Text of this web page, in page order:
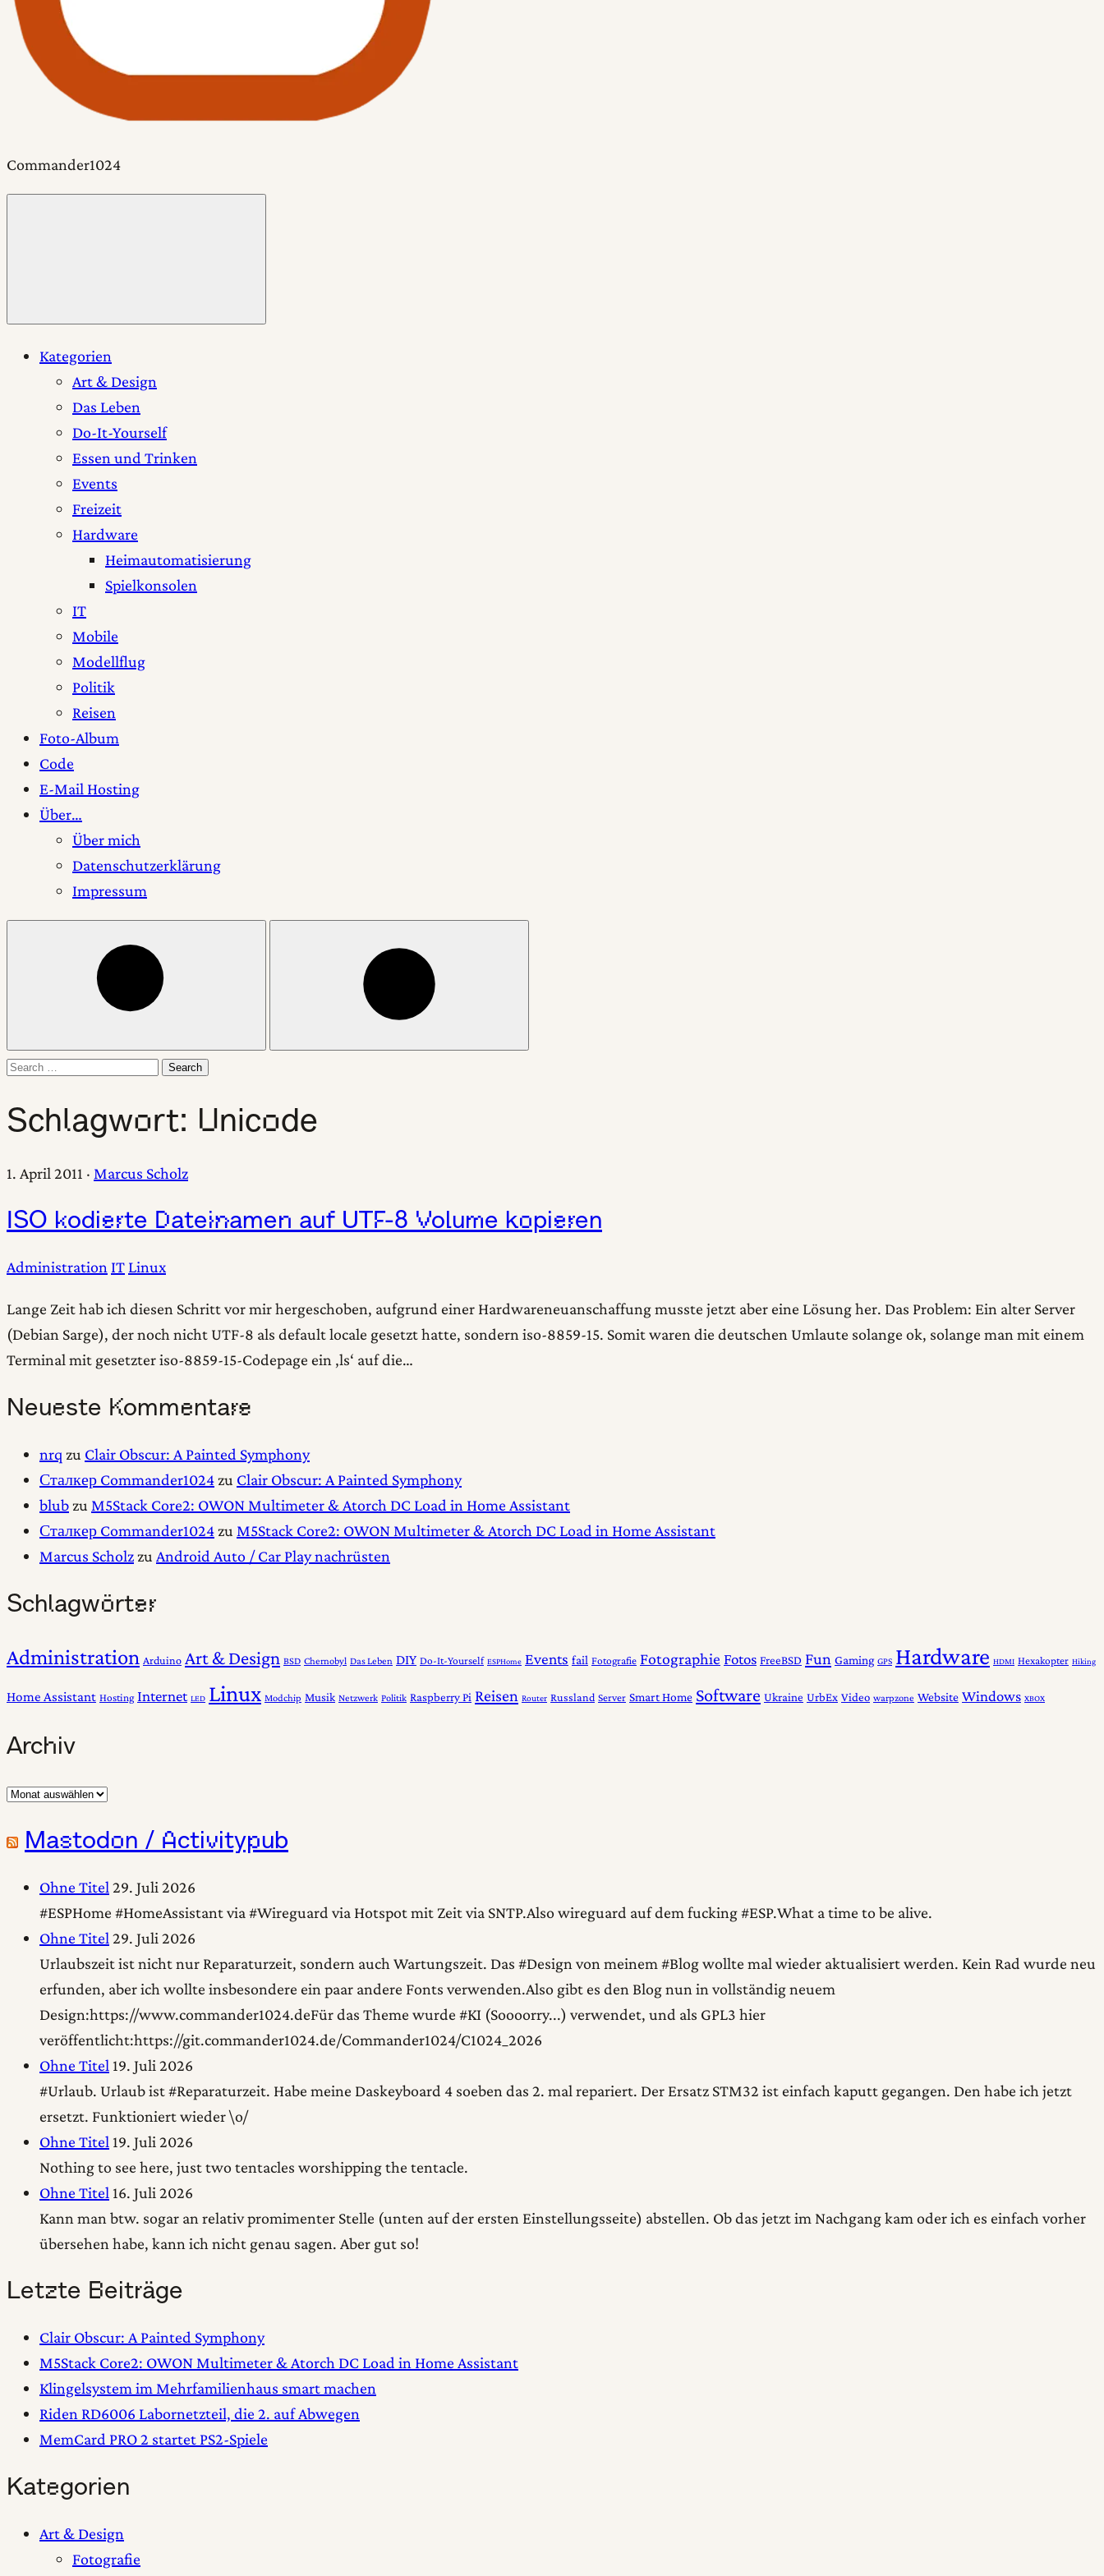
Commander1024
Kategorien
Art & Design
Das Leben
Do-It-Yourself
Essen und Trinken
Events
Freizeit
Hardware
Heimautomatisierung
Spielkonsolen
IT
Mobile
Modellflug
Politik
Reisen
Foto-Album
Code
E-Mail Hosting
Über…
Über mich
Datenschutzerklärung
Impressum
Search
Search
Schlagwort: Unicode
1. April 2011 · Marcus Scholz
ISO kodierte Dateinamen auf UTF-8 Volume kopieren
Administration IT Linux
Lange Zeit hab ich diesen Schritt vor mir hergeschoben, aufgrund einer Hardwareneuanschaffung musste jetzt aber eine Lösung her. Das Problem: Ein alter Server
(Debian Sarge), der noch nicht UTF-8 als default locale gesetzt hatte, sondern iso-8859-15. Somit waren die deutschen Umlaute solange ok, solange man mit einem
Terminal mit gesetzter iso-8859-15-Codepage ein ‚ls‘ auf die…
Neueste Kommentare
nrq zu Clair Obscur: A Painted Symphony
Сталкер Commander1024zu Clair Obscur: A Painted Symphony
blubzu M5Stack Core2: OWON Multimeter & Atorch DC Load in Home Assistant
Сталкер Commander1024zu M5Stack Core2: OWON Multimeter & Atorch DC Load in Home Assistant
Marcus Scholzzu Android Auto / Car Play nachrüsten
Schlagwörter
Administration Arduino Art & Design BSD Chernobyl Das Leben DIY Do-It-Yourself ESPHome Events fail Fotografie Fotographie Fotos FreeBSD Fun Gaming GPS Hardware HDMI Hexakopter Hiking
Home Assistant Hosting Internet LED Linux Modchip Musik Netzwerk Politik Raspberry Pi Reisen Router Russland Server Smart Home Software Ukraine UrbEx Video warpzone Website Windows XBOX
Archiv
Archiv
Mastodon / Activitypub
Ohne Titel 29. Juli 2026
#ESPHome #HomeAssistant via #Wireguard via Hotspot mit Zeit via SNTP.Also wireguard auf dem fucking #ESP.What a time to be alive.
Ohne Titel 29. Juli 2026
Urlaubszeit ist nicht nur Reparaturzeit, sondern auch Wartungszeit. Das #Design von meinem #Blog wollte mal wieder aktualisiert werden. Kein Rad wurde neu
erfunden, aber ich wollte insbesondere ein paar andere Fonts verwenden.Also gibt es den Blog nun in vollständig neuem
Design:https://www.commander1024.deFür das Theme wurde #KI (Soooorry...) verwendet, und als GPL3 hier
veröffentlicht:https://git.commander1024.de/Commander1024/C1024_2026
Ohne Titel 19. Juli 2026
#Urlaub. Urlaub ist #Reparaturzeit. Habe meine Daskeyboard 4 soeben das 2. mal repariert. Der Ersatz STM32 ist einfach kaputt gegangen. Den habe ich jetzt
ersetzt. Funktioniert wieder \o/
Ohne Titel 19. Juli 2026
Nothing to see here, just two tentacles worshipping the tentacle.
Ohne Titel 16. Juli 2026
Kann man btw. sogar an relativ promimenter Stelle (unten auf der ersten Einstellungsseite) abstellen. Ob das jetzt im Nachgang kam oder ich es einfach vorher
übersehen habe, kann ich nicht genau sagen. Aber gut so!
Letzte Beiträge
Clair Obscur: A Painted Symphony
M5Stack Core2: OWON Multimeter & Atorch DC Load in Home Assistant
Klingelsystem im Mehrfamilienhaus smart machen
Riden RD6006 Labornetzteil, die 2. auf Abwegen
MemCard PRO 2 startet PS2-Spiele
Kategorien
Art & Design
Fotografie